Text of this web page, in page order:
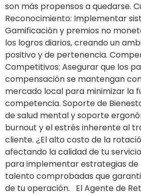
son más propensos a quedarse.
Reconocimiento: Implementar
Gamificación y premios no
los logros diarios, creando un
positivo y de pertenencia.
Competitivos: Asegurar que los
compensación se mantengan
mercado local para minimizar la
competencia. Soporte de
de salud mental y soporte
burnout y el estrés inherente al
cliente. ¿El alto costo de la
afectando la calidad de tu
para implementar estrategias
talento comprobadas que
de tu operación. El Agente de